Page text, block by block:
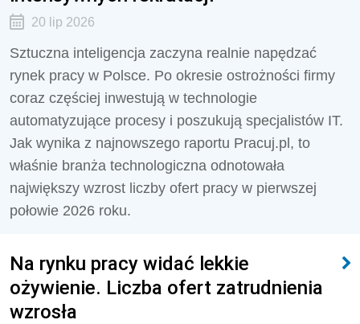
20 lip 2026
Sztuczna inteligencja zaczyna realnie napędzać
rynek pracy w Polsce. Po okresie ostrożności firmy
coraz częściej inwestują w technologie
automatyzujące procesy i poszukują specjalistów IT.
Jak wynika z najnowszego raportu Pracuj.pl, to
właśnie branża technologiczna odnotowała
największy wzrost liczby ofert pracy w pierwszej
połowie 2026 roku.
Na rynku pracy widać lekkie
ożywienie. Liczba ofert zatrudnienia
wzrosła